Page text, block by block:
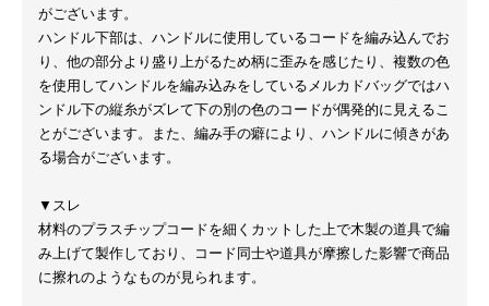
がございます。
ハンドル下部は、ハンドルに使用しているコードを編み込んでお
り、他の部分より盛り上がるため柄に歪みを感じたり、複数の色
を使用してハンドルを編み込みをしているメルカドバッグではハ
ンドル下の縦糸がズレて下の別の色のコードが偶発的に見えるこ
とがございます。また、編み手の癖により、ハンドルに傾きがあ
る場合がございます。
▼スレ
材料のプラスチップコードを細くカットした上で木製の道具で編
み上げて製作しており、コード同士や道具が摩擦した影響で商品
に擦れのようなものが見られます。